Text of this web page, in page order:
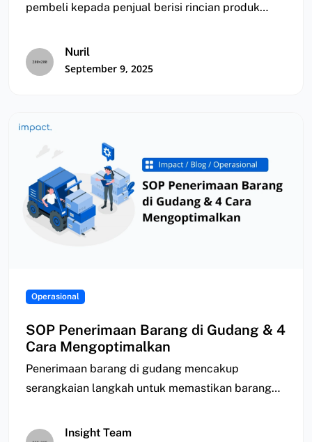
pembeli kepada penjual berisi rincian produk
Nuril
September 9, 2025
Operasional
SOP Penerimaan Barang di Gudang & 4
Cara Mengoptimalkan
Penerimaan barang di gudang mencakup
serangkaian langkah untuk memastikan barang
Insight Team